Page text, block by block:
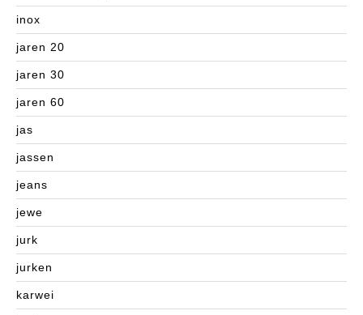
inox
jaren 20
jaren 30
jaren 60
jas
jassen
jeans
jewe
jurk
jurken
karwei